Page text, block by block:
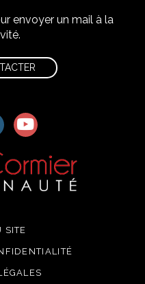
envoyer un mail à la
le compte Facebook
Lien vers le compte
Lien vers la chaîne
SITE